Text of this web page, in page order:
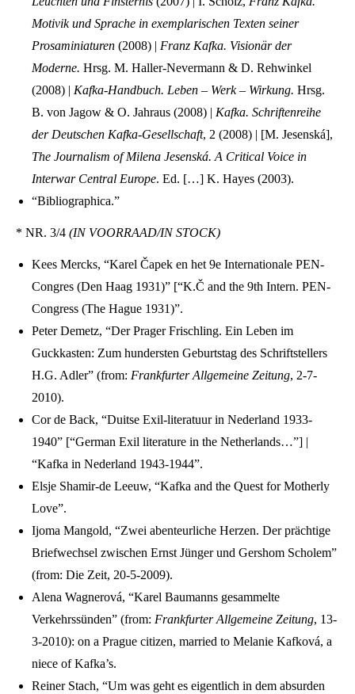
Motivik und Sprache in exemplarischen Texten seiner
Prosaminiaturen (2008) | Franz Kafka. Visionär der
Moderne. Hrsg. M. Haller-Nevermann & D. Rehwinkel
(2008) | Kafka-Handbuch. Leben – Werk – Wirkung. Hrsg.
B. von Jagow & O. Jahraus (2008) | Kafka. Schriftenreihe
der Deutschen Kafka-Gesellschaft, 2 (2008) | [M. Jesenská],
The Journalism of Milena Jesenská. A Critical Voice in
Interwar Central Europe. Ed. […] K. Hayes (2003).
“Bibliographica.”
* NR. 3/4 (IN VOORRAAD/IN STOCK)
Kees Mercks, “Karel Čapek en het 9e Internationale PEN-
Congres (Den Haag 1931)” [“K.Č and the 9th Intern. PEN-
Congress (The Hague 1931)”.
Peter Demetz, “Der Prager Frischling. Ein Leben im
Guckkasten: Zum hundersten Geburtstag des Schriftstellers
H.G. Adler” (from: Frankfurter Allgemeine Zeitung, 2-7-
2010).
Cor de Back, “Duitse Exil-literatuur in Nederland 1933-
1940” [“German Exil literature in the Netherlands…”] |
“Kafka in Nederland 1943-1944”.
Elsje Shamir-de Leeuw, “Kafka and the Quest for Motherly
Love”.
Ijoma Mangold, “Zwei abenteurliche Herzen. Der prächtige
Briefwechsel zwischen Ernst Jünger und Gershom Scholem”
(from: Die Zeit, 20-5-2009).
Alena Wagnerová, “Karel Baumanns gesammelte
Verkehrssünden” (from: Frankfurter Allgemeine Zeitung, 13-
3-2010): on a Prague citizen, married to Melanie Kafková, a
niece of Kafka’s.
Reiner Stach, “Um was geht es eigentlich in dem absurden